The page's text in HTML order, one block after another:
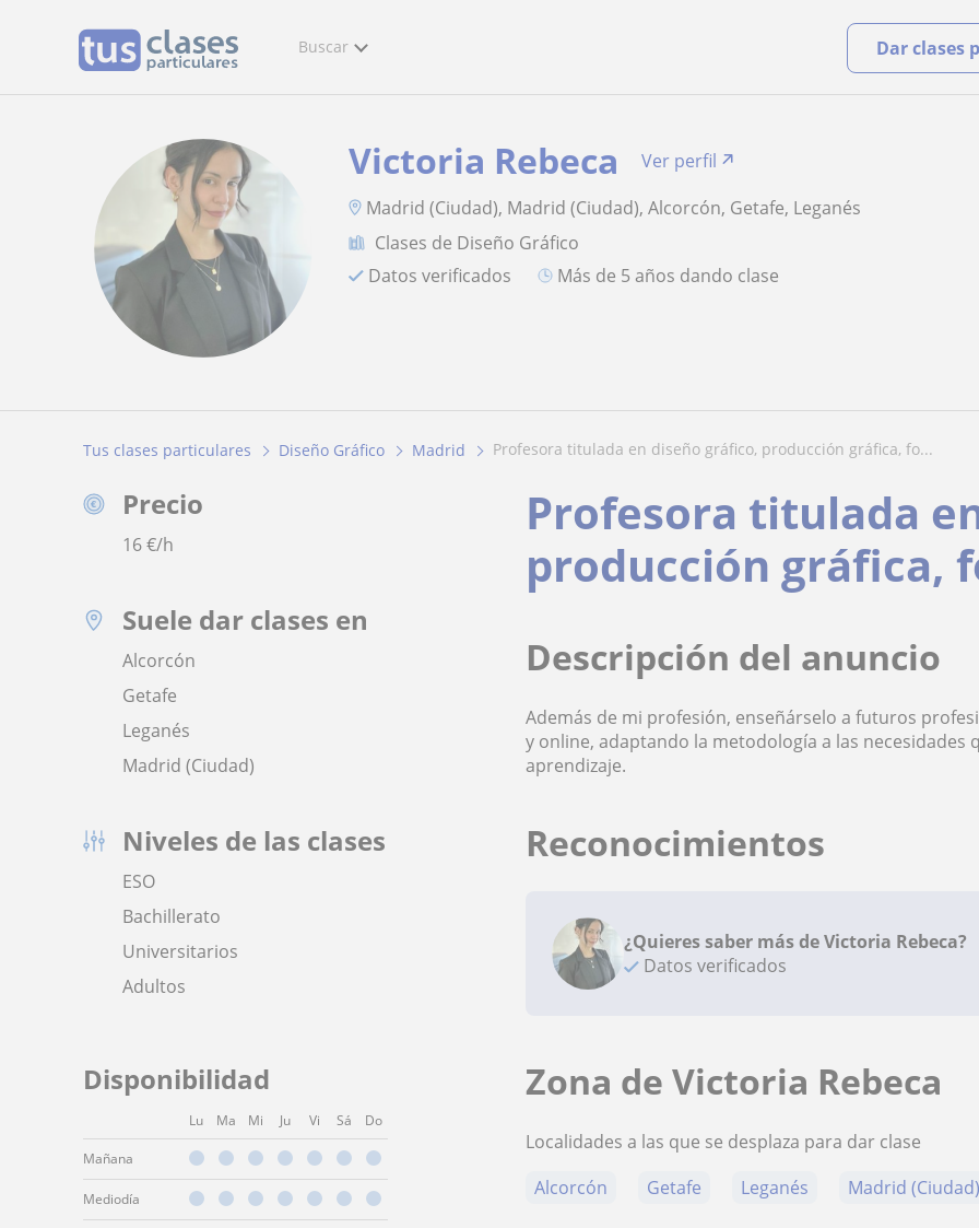
Buscar Dar clases
Victoria Rebeca
Ver perfil
Madrid (Ciudad), Madrid (Ciudad), Alcorcón, Getafe, Leganés
Clases de Diseño Gráfico
Datos verificados
más de 5 años dando clase
Tus clases particulares Diseño Gráfico Madrid profesora titulada en diseño gráfico, producción gráfica, fo...
Precio
16€/h
Suele dar clases en
Alcorcón
Getafe
Leganés
Madrid (Ciudad)
Niveles de las clases
ESO
Bachillerato
Universitarios
Adultos
Disponibilidad
Lu Ma Mi Ju Vi Sá Do
Mañana
Mediodía
Profesora titulada
producción gráfica,
Descripción del anuncio
Además de mi profesión, enseñárselo a futuros
y online, adaptando la metodología a las
aprendizaje.
Reconocimientos
¿Quieres saber más de Victoria Rebeca?
Datos verificados
Zona de Victoria Rebeca
Localidades a las que se desplaza para dar clase
Alcorcón
Getafe Leganés Madrid